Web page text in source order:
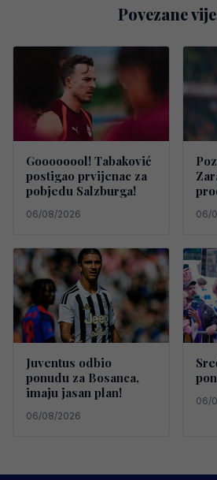
Povezane
Goooooool! Tabaković
postigao prvijenac za
pobjedu Salzburga!
06/08/2026 06/
Juventus odbio
ponudu za Bosanca,
imaju jasan plan!
06/08/2026
06/